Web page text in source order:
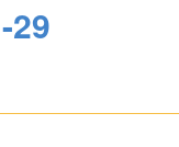
29